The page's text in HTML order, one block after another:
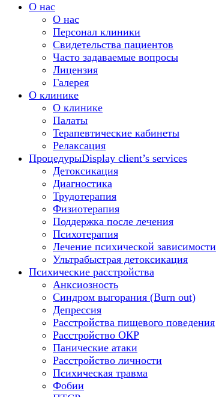
О нас
О нас
Персонал клиники
Свидетельства пациентов
Часто задаваемые вопросы
Лицензия
Галерея
О клинике
О клинике
Палаты
Терапевтические кабинеты
Релаксация
ПроцедурыDisplay client’s services
Детоксикация
Диагностика
Трудотерапия
Физиотерапия
Поддержка после лечения
Психотерапия
Лечение психической зависимости
Ультрабыстрая детоксикация
Психические расстройства
Анксиозность
Синдром выгорания (Burn out)
Депрессия
Расстройства пищевого поведения
Расстройство ОКР
Панические атаки
Расстройство личности
Психическая травма
Фобии